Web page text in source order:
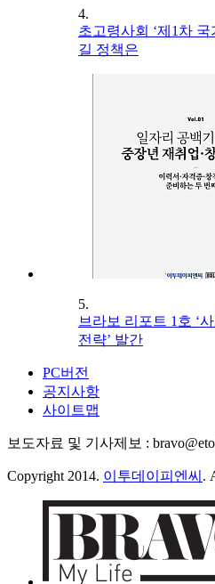
4.
초고령사회 ‘제1차
길 정책은
5.
브라보 리포트 1호 ‘
전략’ 발간
PC버전
공지사항
사이트맵
보도자료 및 기사제보 :
Copyright 2014. 이투데이피엔씨 .